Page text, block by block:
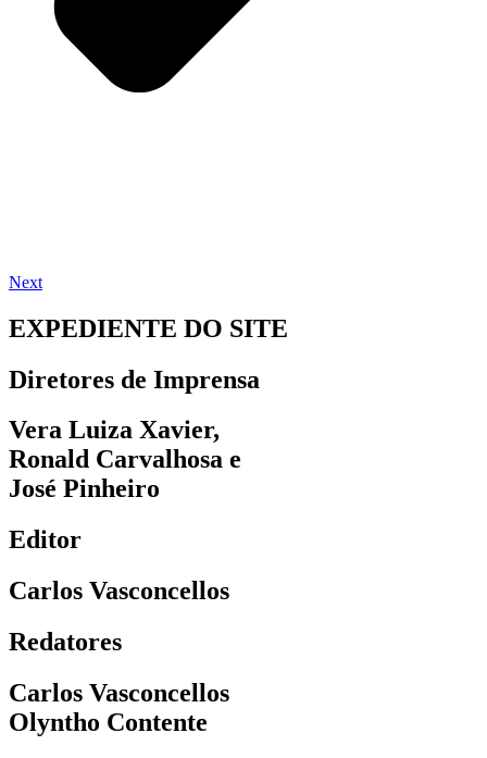
Next
EXPEDIENTE DO SITE
Diretores de Imprensa
Vera Luiza Xavier,
Ronald Carvalhosa e
José Pinheiro
Editor
Carlos Vasconcellos
Redatores
Carlos Vasconcellos
Olyntho Contente